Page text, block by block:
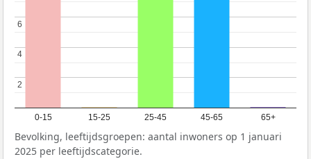
0-15 15-25 25-45 45-65 65+
2
2
4
4
6
6
Bevolking, leeftijdsgroepen: aantal inwoners op 1 januari
2025 per leeftijdscategorie.